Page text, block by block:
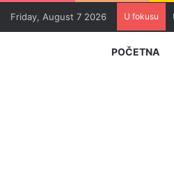
Friday, August 7 2026 U fokusu
POČETNA